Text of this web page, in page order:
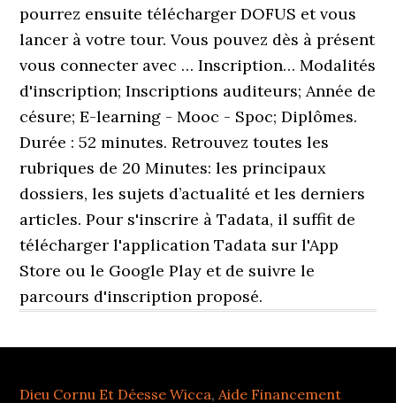
pourrez ensuite télécharger DOFUS et vous
lancer à votre tour. Vous pouvez dès à présent
vous connecter avec … Inscription… Modalités
d'inscription; Inscriptions auditeurs; Année de
césure; E-learning - Mooc - Spoc; Diplômes.
Durée : 52 minutes. Retrouvez toutes les
rubriques de 20 Minutes: les principaux
dossiers, les sujets d’actualité et les derniers
articles. Pour s'inscrire à Tadata, il suffit de
télécharger l'application Tadata sur l'App
Store ou le Google Play et de suivre le
parcours d'inscription proposé.
Dieu Cornu Et Déesse Wicca,Aide Financement